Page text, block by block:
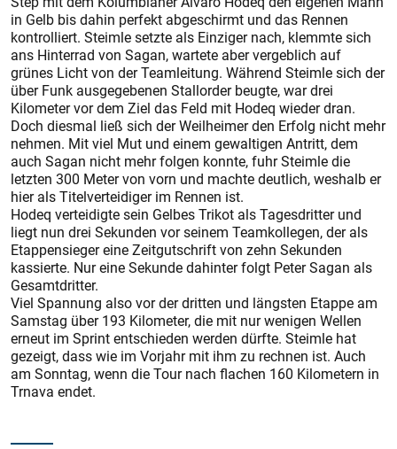
in Gelb bis dahin perfekt abgeschirmt und das Rennen
kontrolliert. Steimle setzte als Einziger nach, klemmte sich
ans Hinterrad von Sagan, wartete aber vergeblich auf
grünes Licht von der Teamleitung. Während Steimle sich der
über Funk ausgegebenen Stallorder beugte, war drei
Kilometer vor dem Ziel das Feld mit Hodeq wieder dran.
Doch diesmal ließ sich der Weilheimer den Erfolg nicht mehr
nehmen. Mit viel Mut und einem gewaltigen Antritt, dem
auch Sagan nicht mehr folgen konnte, fuhr Steimle die
letzten 300 Meter von vorn und machte deutlich, weshalb er
hier als Titelverteidiger im Rennen ist.
Hodeq verteidigte sein Gelbes Trikot als Tagesdritter und
liegt nun drei Sekunden vor seinem Teamkollegen, der als
Etappensieger eine Zeitgutschrift von zehn Sekunden
kassierte. Nur eine Sekunde dahinter folgt Peter Sagan als
Gesamtdritter.
Viel Spannung also vor der dritten und längsten Etappe am
Samstag über 193 Kilometer, die mit nur wenigen Wellen
erneut im Sprint entschieden werden dürfte. Steimle hat
gezeigt, dass wie im Vorjahr mit ihm zu rechnen ist. Auch
am Sonntag, wenn die Tour nach flachen 160 Kilometern in
Trnava endet.